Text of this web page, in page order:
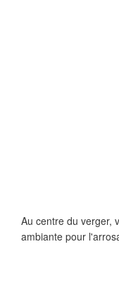
Au centre du verger,
ambiante pour